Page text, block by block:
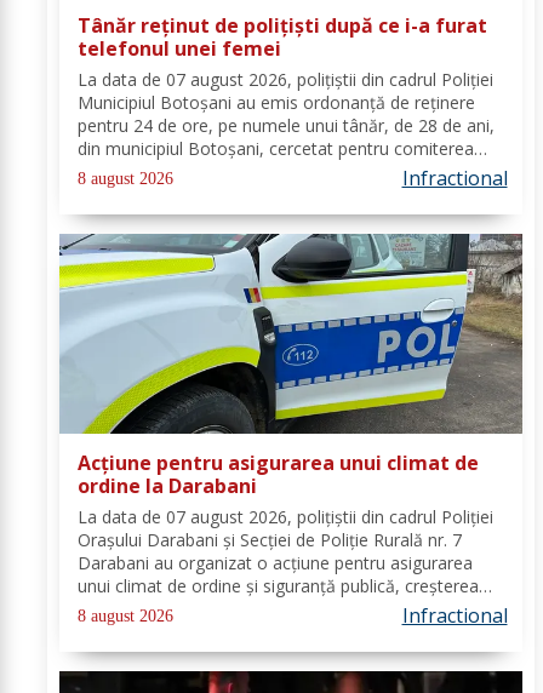
Tânăr reținut de polițiști după ce i-a furat
telefonul unei femei
La data de 07 august 2026, polițiștii din cadrul Poliției
Municipiul Botoșani au emis ordonanță de reținere
pentru 24 de ore, pe numele unui tânăr, de 28 de ani,
din municipiul Botoșani, cercetat pentru comiterea
infracțiunii de furt. În urma probatoriului administrat,
s-a stabilit faptul că, în...
8 august 2026 Infractional
Acțiune pentru asigurarea unui climat de
ordine la Darabani
La data de 07 august 2026, polițiștii din cadrul Poliției
Orașului Darabani și Secției de Poliție Rurală nr. 7
Darabani au organizat o acțiune pentru asigurarea
unui climat de ordine și siguranță publică, creșterea
gradului de siguranță rutieră și combaterea faptelor
antisociale, în localitatea...
8 august 2026 Infractional